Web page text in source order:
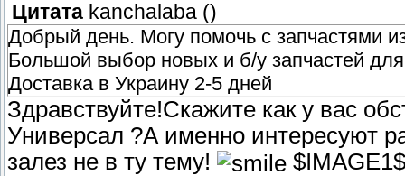
Цитата kanchalaba ()
Добрый день. Могу помочь с запчастями
Большой выбор новых и б/у запчастей
Доставка в Украину 2-5 дней
Здравствуйте!Скажите как у вас
Универсал ?А именно интересуют
залез не в ту тему!
$IMAGE1$